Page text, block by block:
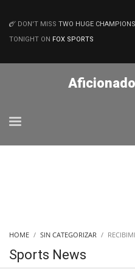
MATCHES
DON'T MISS TWO HUGE
TONIGHT ON FOX SPORTS
HOME SIN CATEGORIZAR
Sports News